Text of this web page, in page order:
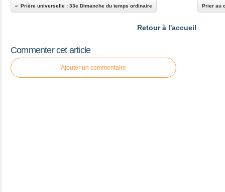
Prière universelle : 33e Dimanche du temps ordinaire Prier au
Retour à l'accueil
Commenter cet article
Ajouter un commentaire